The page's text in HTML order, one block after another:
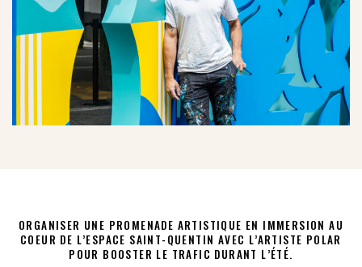
ORGANISER UNE PROMENADE ARTISTIQUE EN IMMERSION AU
COEUR DE L’ESPACE SAINT-QUENTIN AVEC L’ARTISTE POLAR
POUR BOOSTER LE TRAFIC DURANT L’ÉTÉ.